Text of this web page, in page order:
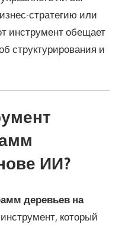
стратегию или
инструмент обещает
структурирования и
ИИ?
деревьев на
который